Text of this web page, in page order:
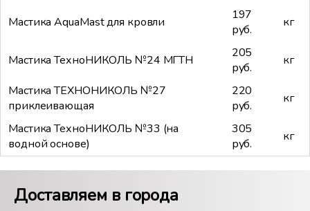
Мастика AquaMast для кровли
197
руб.
кг
Мастика ТехноНИКОЛЬ №24 МГТН
205
руб.
кг
Мастика ТЕХНОНИКОЛЬ №27
приклеивающая
220
руб.
кг
Мастика ТехноНИКОЛЬ №33 (на
водной основе)
305
руб.
кг
Доставляем в города